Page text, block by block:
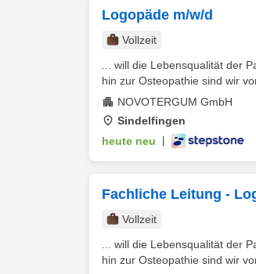
Logopäde m/w/d
Vollzeit
... will die Lebensqualität der
hin zur Osteopathie sind wir
NOVOTERGUM GmbH
Sindelfingen
heute neu
Fachliche Leitung -
Vollzeit
... will die Lebensqualität der
hin zur Osteopathie sind wir